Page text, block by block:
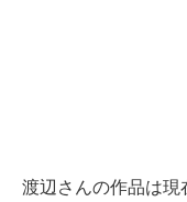
渡辺さんの作品は